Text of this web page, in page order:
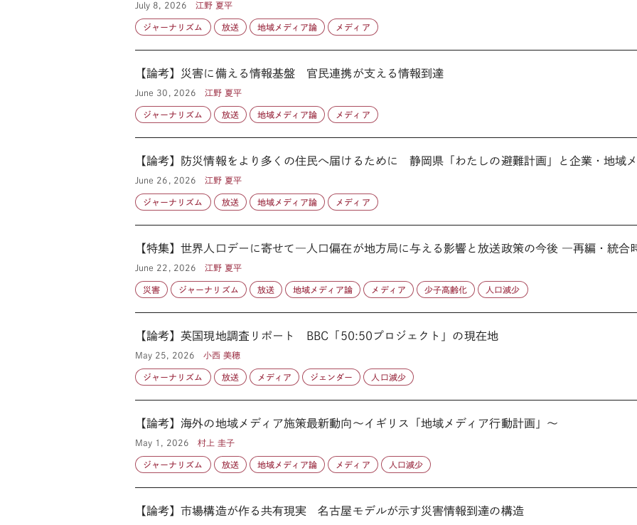
July 8, 2026 江野 夏平
ジャーナリズム 放送 地域メディア論 メディア
【論考】災害に備える情報基盤 官民連携が支える情報到達
June 30, 2026 江野 夏平
ジャーナリズム 放送 地域メディア論 メディア
【論考】防災情報をより多くの住民へ届けるために 静岡県「わたしの避難計画」と企業・地域
June 26, 2026 江野 夏平
ジャーナリズム 放送 地域メディア論 メディア
【特集】世界人口デーに寄せて―人口偏在が地方局に与える影響と放送政策の今後 ―再編・統合
June 22, 2026 江野 夏平
災害 ジャーナリズム 放送 地域メディア論 メディア 少子高齢化 人口減少
【論考】英国現地調査リポート BBC「50:50プロジェクト」の現在地
May 25, 2026 小西 美穂
ジャーナリズム 放送 メディア ジェンダー 人口減少
【論考】海外の地域メディア施策最新動向～イギリス「地域メディア行動計画」～
May 1, 2026 村上 圭子
ジャーナリズム 放送 地域メディア論 メディア 人口減少
【論考】市場構造が作る共有現実 名古屋モデルが示す災害情報到達の構造